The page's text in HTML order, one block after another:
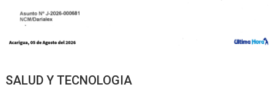
SALUD Y TECNOLOGIA